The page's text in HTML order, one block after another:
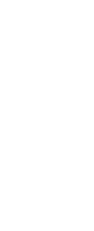
de
servicios (ya
o uno de
Si no
las normas
ni los
de nuestros
que se le